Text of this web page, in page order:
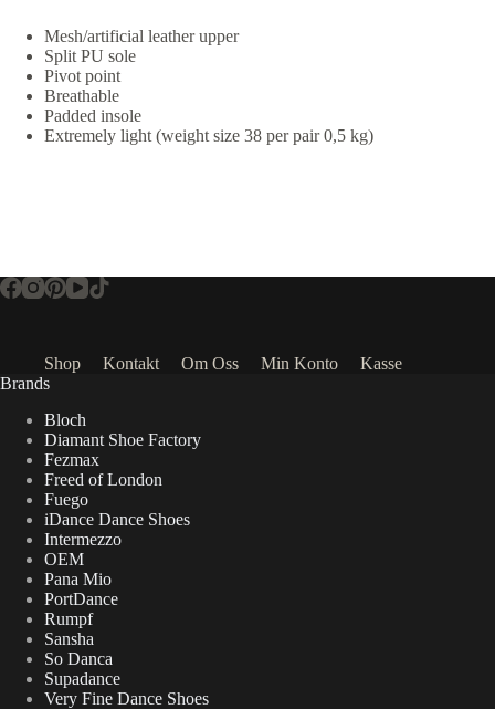
Mesh/artificial leather upper
Split PU sole
Pivot point
Breathable
Padded insole
Extremely light (weight size 38 per pair 0,5 kg)
Shop Kontakt Om Oss Min Konto
Kasse
Brands
Bloch
Diamant Shoe Factory
Fezmax
Freed of London
Fuego
iDance Dance Shoes
Intermezzo
OEM
Pana Mio
PortDance
Rumpf
Sansha
So Danca
Supadance
Very Fine Dance Shoes